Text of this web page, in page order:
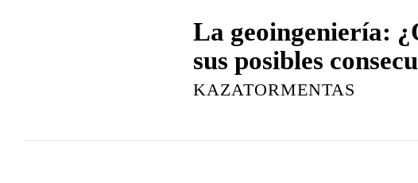
La geoingeniería:
sus posibles
KAZATORMENTAS